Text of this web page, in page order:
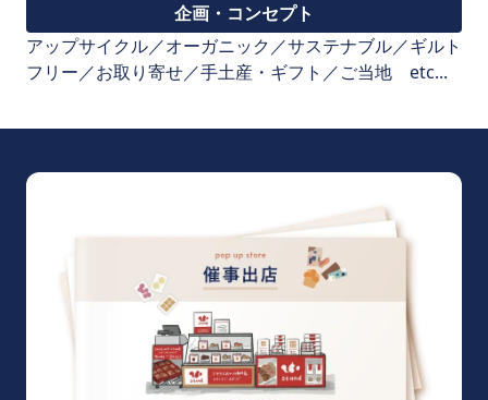
企画・コンセプト
アップサイクル／オーガニック／サステナブル／ギルト
フリー／お取り寄せ／手土産・ギフト／ご当地 etc...